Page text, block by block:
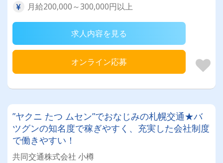
月給200,000～300,000円以上
求人内容を見る
オンライン応募
”ヤクニ たつ ムセン”でおなじみの札幌交通★バ
ツグンの知名度で稼ぎやすく、充実した会社制度
で働きやすい！
共同交通株式会社 小樽